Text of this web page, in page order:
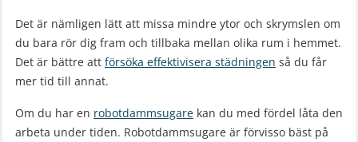
Det är nämligen lätt att missa mindre ytor och skrymslen om
du bara rör dig fram och tillbaka mellan olika rum i hemmet.
Det är bättre att försöka effektivisera städningen så du får
mer tid till annat.
Om du har en robotdammsugare kan du med fördel låta den
arbeta under tiden. Robotdammsugare är förvisso bäst på